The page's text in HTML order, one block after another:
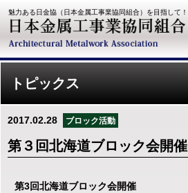
魅力ある日金協（日本金属工事業協同組合）を目指して！
トピックス
2017.02.28 ブロック活動
第３回北海道ブロック会開催
第3回北海道ブロック会開催